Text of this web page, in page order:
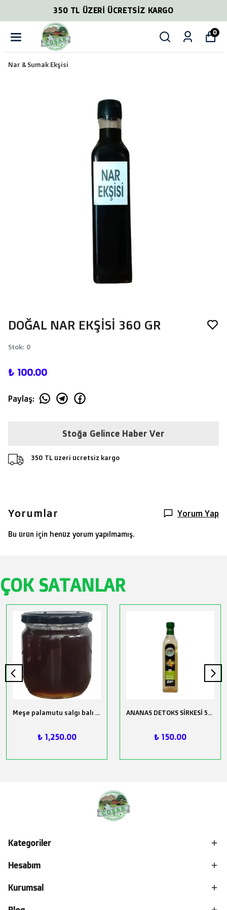
350 TL ÜZERİ ÜCRETSİZ KARGO
0
Nar & Sumak Ekşisi
DOĞAL NAR EKŞİSİ 360 GR
Stok: 0
₺ 100.00
Paylaş:
Stoğa Gelince Haber Ver
350 TL üzeri ücretsiz kargo
Yorumlar Yorum Yap
Bu ürün için henüz yorum yapılmamış.
ÇOK SATANLAR
Meşe palamutu salgı balı Net 500 gr.
₺ 1,250.00
ANANAS DETOKS SİRKESİ 500ML
₺ 150.00
Kategoriler
Hesabım
Kurumsal